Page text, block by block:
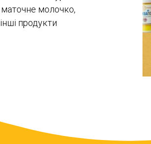
маточне молочко,
продукти